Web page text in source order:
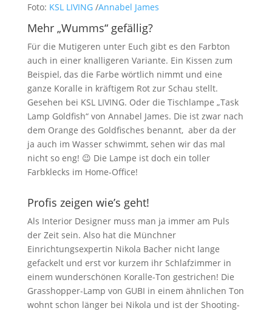
Foto: KSL LIVING/Annabel James
Mehr „Wumms“ gefällig?
Für die Mutigeren unter Euch gibt es den Farbton
auch in einer knalligeren Variante. Ein Kissen zum
Beispiel, das die Farbe wörtlich nimmt und eine
ganze Koralle in kräftigem Rot zur Schau stellt.
Gesehen bei KSL LIVING. Oder die Tischlampe „Task
Lamp Goldfish“ von Annabel James. Die ist zwar nach
dem Orange des Goldfisches benannt, aber da der
ja auch im Wasser schwimmt, sehen wir das mal
nicht so eng! 😉 Die Lampe ist doch ein toller
Farbklecks im Home-Office!
Profis zeigen wie’s geht!
Als Interior Designer muss man ja immer am Puls
der Zeit sein. Also hat die Münchner
Einrichtungsexpertin Nikola Bacher nicht lange
gefackelt und erst vor kurzem ihr Schlafzimmer in
einem wunderschönen Koralle-Ton gestrichen! Die
Grasshopper-Lamp von GUBI in einem ähnlichen Ton
wohnt schon länger bei Nikola und ist der Shooting-